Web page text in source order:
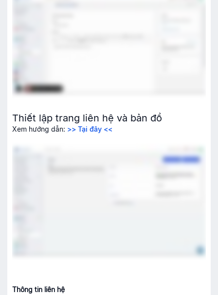
Thiết lập trang liên hệ và bản đồ
Xem hướng dẫn: >> Tại đây <<
Thông tin liên hệ